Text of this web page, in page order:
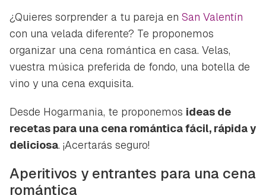
¿Quieres sorprender a tu pareja en San Valentín
con una velada diferente? Te proponemos
organizar una cena romántica en casa. Velas,
vuestra música preferida de fondo, una botella de
vino y una cena exquisita.
Desde Hogarmania, te proponemos ideas de
recetas para una cena romántica fácil, rápida y
deliciosa. ¡Acertarás seguro!
Aperitivos y entrantes para una cena
romántica